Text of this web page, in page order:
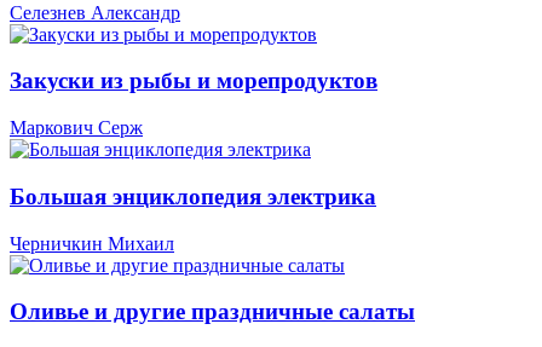
Селезнев Александр
Закуски из рыбы и морепродуктов
Маркович Серж
Большая энциклопедия электрика
Черничкин Михаил
Оливье и другие праздничные салаты